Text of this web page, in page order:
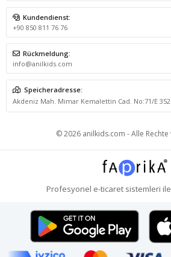
Kundendienst:
+90 850 811 76 76
Rückmeldung:
info@anilkids.com
Speicheradresse:
Akdeniz Mah. Mimar Kemalettin Cad. No:71/E
© 2026 anilkids.com - Alle
Profesyonel e-ticaretsistemleri ile